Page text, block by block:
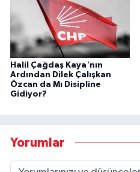
Halil Çağdaş Kaya'nın
Ardından Dilek Çalışkan
Özcan da Mı Disipline
Gidiyor?
Yorumlar